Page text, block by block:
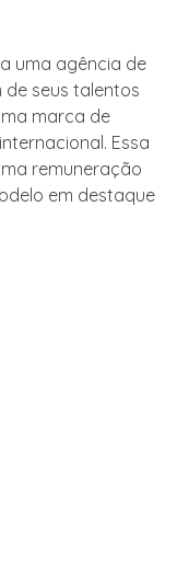
uma agência de
seus talentos
marca de
Essa
remuneração
em destaque